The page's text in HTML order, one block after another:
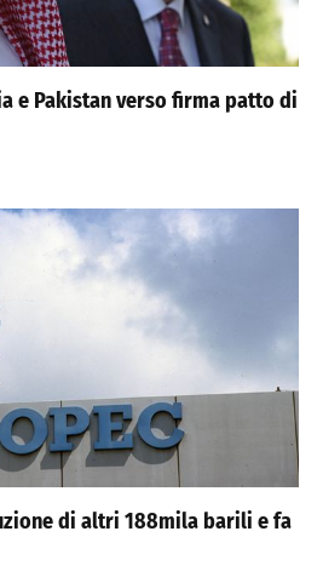
e Pakistan verso firma patto di
di altri 188mila barili e fa